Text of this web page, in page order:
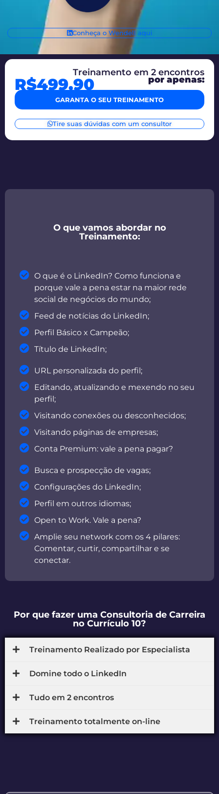
Conheça o Wendell aqui
Treinamento em 2 encontros
por apenas:
R$499,90
GARANTA O SEU TREINAMENTO
Tire suas dúvidas com um consultor
O que vamos abordar no
Treinamento:
O que é o LinkedIn? Como funciona e
porque vale a pena estar na maior rede
social de negócios do mundo;
Feed de notícias do LinkedIn;
Perfil Básico x Campeão;
Título de LinkedIn;
URL personalizada do perfil;
Editando, atualizando e mexendo no seu
perfil;
Visitando conexões ou desconhecidos;
Visitando páginas de empresas;
Conta Premium: vale a pena pagar?
Busca e prospecção de vagas;
Configurações do LinkedIn;
Perfil em outros idiomas;
Open to Work. Vale a pena?
Amplie seu network com os 4 pilares:
Comentar, curtir, compartilhar e se
conectar.
Por que fazer uma Consultoria de Carreira
no Currículo 10?
Treinamento Realizado por Especialista
Domine todo o LinkedIn
Tudo em 2 encontros
Treinamento totalmente on-line